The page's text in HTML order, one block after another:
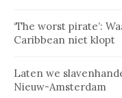
‘The worst pirate’:
Caribbean niet klopt
Laten we
Nieuw-Amsterdam